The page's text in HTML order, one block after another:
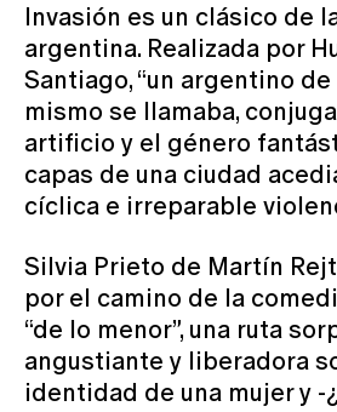
Invasión es un clásico de
argentina. Realizada por
Santiago, “un argentino de
mismo se llamaba,
artificio y el género
capas de una ciudad
cíclica e irreparable
Silvia Prieto de Martín
por el camino de la
“de lo menor”, una ruta
angustiante y liberadora
identidad de una mujer y -